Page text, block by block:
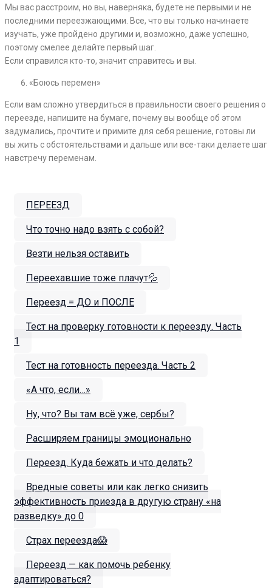
Мы вас расстроим, но вы, наверняка, будете не первыми и не
последними переезжающими. Все, что вы только начинаете
изучать, уже пройдено другими и, возможно, даже успешно,
поэтому смелее делайте первый шаг.
Если справился кто-то, значит справитесь и вы.
«Боюсь перемен»
Если вам сложно утвердиться в правильности своего решения о
переезде, напишите на бумаге, почему вы вообще об этом
задумались, прочтите и примите для себя решение, готовы ли
вы жить с обстоятельствами и дальше или все-таки делаете шаг
навстречу переменам.
ПЕРЕЕЗД
Что точно надо взять с собой?
Везти нельзя оставить
Переехавшие тоже плачут💦
Переезд = ДО и ПОСЛЕ
Тест на проверку готовности к переезду. Часть
1
Тест на готовность переезда. Часть 2
«А что, если…»
Ну, что? Вы там всё уже, сербы?
Расширяем границы эмоционально
Переезд. Куда бежать и что делать?
Вредные советы или как легко снизить
эффективность приезда в другую страну «на
разведку» до 0
Страх переезда😱
Переезд — как помочь ребенку
адаптироваться?